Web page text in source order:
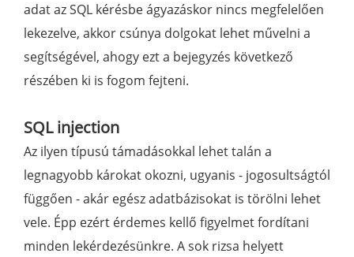
adat az SQL kérésbe ágyazáskor nincs megfelelően
lekezelve, akkor csúnya dolgokat lehet művelni a
segítségével, ahogy ezt a bejegyzés következő
részében ki is fogom fejteni.
SQL injection
Az ilyen típusú támadásokkal lehet talán a
legnagyobb károkat okozni, ugyanis - jogosultságtól
függően - akár egész adatbázisokat is törölni lehet
vele. Épp ezért érdemes kellő figyelmet fordítani
minden lekérdezésünkre. A sok rizsa helyett